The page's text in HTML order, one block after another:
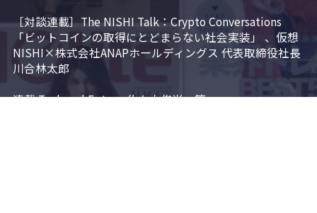
［対談連載］The NISHI Talk：Crypto Conversations
「ビットコインの取得にとどまらない社会実装」 、仮想
NISHI×株式会社ANAPホールディングス 代表取締役社長
川合林太郎
連載 Tech and Future 佐々木俊尚…等